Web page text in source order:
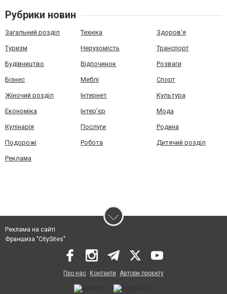
Рубрики новин
Загальний розділ Техніка Здоров'я
Туризм Нерухомість Транспорт
Будівництво Відпочинок Розваги
Бізнес Меблі Спорт
Жіночий розділ Інтернет Культура
Економіка Інтер'єр Мода
Кулінарія Послуги Родина
Подорожі Робота Дитячий розділ
Реклама
Реклама на сайті
Франшиза "CitySites"
Про нас Контакти Автори проєкту